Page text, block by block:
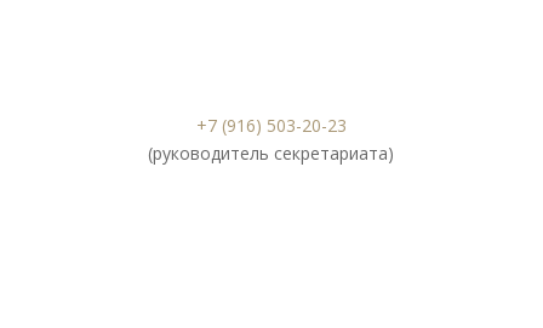
+7 (916) 503-20-23
(руководитель секретариата)